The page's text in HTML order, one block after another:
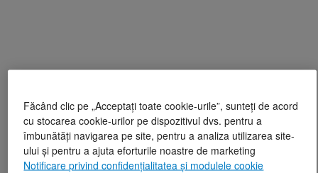
Făcând clic pe „Acceptați toate cookie-urile”, sunteți de acord
cu stocarea cookie-urilor pe dispozitivul dvs. pentru a
îmbunătăți navigarea pe site, pentru a analiza utilizarea site-
ului și pentru a ajuta eforturile noastre de marketing
Notificare privind confidențialitatea și modulele cookie